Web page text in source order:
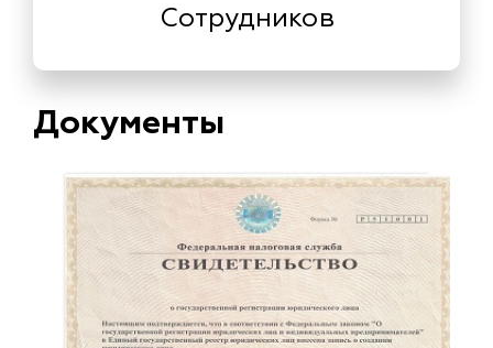
Сотрудников
Документы